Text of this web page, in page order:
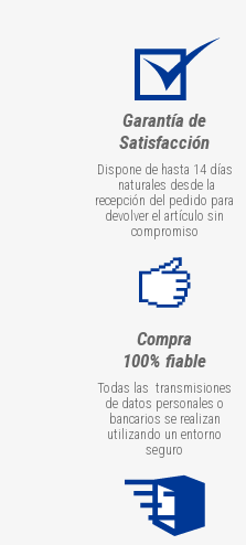
Garantía de
Satisfacción
Dispone de hasta 14 días
naturales desde la
recepción del pedido para
devolver el artículo sin
compromiso
Compra
100% fiable
Todas las transmisiones
de datos personales o
bancarios se realizan
utilizando un entorno
seguro